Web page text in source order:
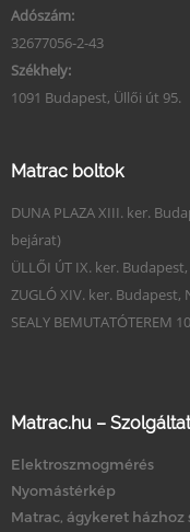
Adószám:
32677056-2-43
Székhely:
1091 Budapest, Üllői út 95.
Matrac boltok
DUNA PLAZA XIII. ker.
bejárat)
ÜLLŐI ÚT IX. ker.
ZUGLÓ XIV. ker. Budapest,
SEALY BEMUTATÓTEREM
Matrac.hu –
Elektroszmogmérés
Nyomástérkép
Matrac, ágykeret házhoz